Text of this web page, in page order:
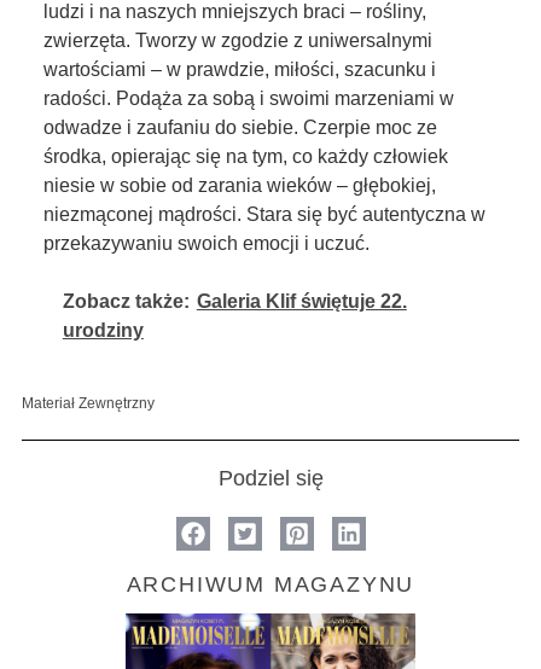
ludzi i na naszych mniejszych braci – rośliny,
zwierzęta. Tworzy w zgodzie z uniwersalnymi
wartościami – w prawdzie, miłości, szacunku i
radości. Podąża za sobą i swoimi marzeniami w
odwadze i zaufaniu do siebie. Czerpie moc ze
środka, opierając się na tym, co każdy człowiek
niesie w sobie od zarania wieków – głębokiej,
niezmąconej mądrości. Stara się być autentyczna w
przekazywaniu swoich emocji i uczuć.
Zobacz także: Galeria Klif świętuje 22.
urodziny
Materiał Zewnętrzny
Podziel się
ARCHIWUM MAGAZYNU